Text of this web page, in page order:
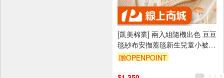
[凱美棉業] 兩入組隨機出色 豆豆
毯紗布安撫蓋毯新生兒童小被子
幼兒園寶寶毛毯空調夏涼被
贈OPENPOINT